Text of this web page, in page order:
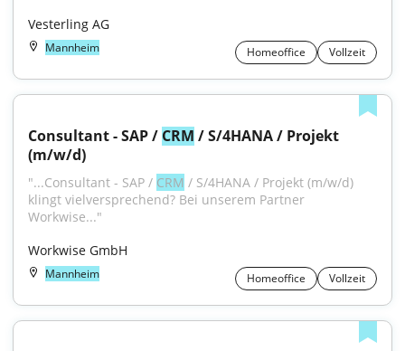
Vesterling AG
Mannheim Homeoffice Vollzeit
Consultant - SAP / CRM / S/4HANA / Projekt
(m/w/d)
"...Consultant - SAP / CRM / S/4HANA / Projekt (m/w/d)
klingt vielversprechend? Bei unserem Partner
Workwise..."
Workwise GmbH
Mannheim Homeoffice Vollzeit